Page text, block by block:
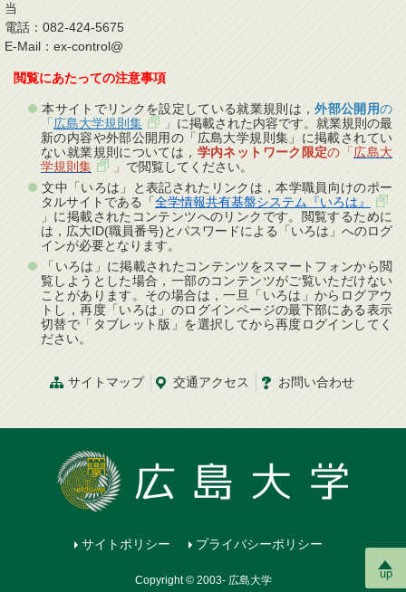
up
当
電話：082-424-5675
E-Mail：ex-control@
閲覧にあたっての注意事項
本サイトでリンクを設定している就業規則は，外部公開用の
「広島大学規則集 」 に掲載された内容です。就業規則の最
新の内容や外部公開用の「広島大学規則集」に掲載されてい
ない就業規則については， 学内ネットワーク限定の「広島大
学規則集
」 で閲覧してください。
文中「いろは」と表記されたリンクは，本学職員向けのポー
タルサイトである「全学情報共有基盤システム『いろは』
」に掲載されたコンテンツへのリンクです。閲覧するために
は，広大ID(職員番号)とパスワードによる「いろは」へのログ
インが必要となります。
「いろは」に掲載されたコンテンツをスマートフォンから閲
覧しようとした場合，一部のコンテンツがご覧いただけない
ことがあります。その場合は，一旦「いろは」からログアウ
トし，再度「いろは」のログインページの最下部にある表示
切替で「タブレット版」を選択してから再度ログインしてく
ださい。
サイトマップ 交通アクセス お問い合わせ
サイトポリシー プライバシーポリシー
Copyright © 2003- 広島大学